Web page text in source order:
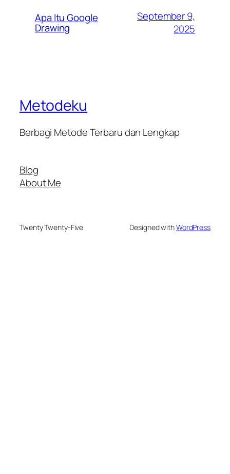
Apa Itu Google
Drawing
September 9,
2025
Metodeku
Berbagi Metode Terbaru dan Lengkap
Blog
About Me
Twenty Twenty-Five Designed withWordPress